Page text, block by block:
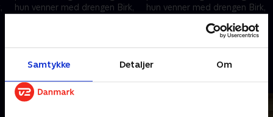
Samtykke Detaljer Om
hun venner med drengen Birk,
hun venner med drengen Birk,
raser mellem de to familier.
1. maj 2023 • 23 min